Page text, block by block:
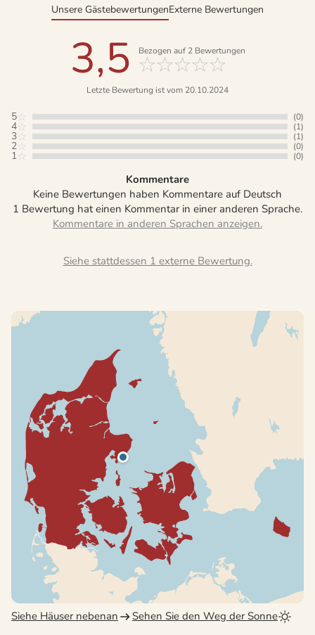
Unsere GästebewertungenExterne Bewertungen
3,5 Bezogen auf 2Bewertungen
Letzte Bewertung ist vom 20.10.2024
5 (0)
4 (1)
3 (1)
2 (0)
1 (0)
Kommentare
Keine Bewertungen haben Kommentare auf Deutsch
1 Bewertung hat einen Kommentar in einer anderen Sprache.
Siehe stattdessen 1 externe Bewertung.
Siehe Häuser nebenan Sehen Sie den Weg der Sonne